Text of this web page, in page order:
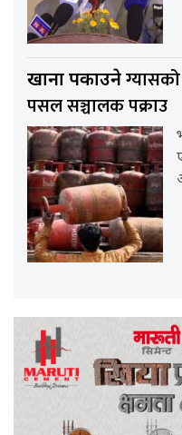
खाना पकाउने
पसल सञ्चालक पक्राउ